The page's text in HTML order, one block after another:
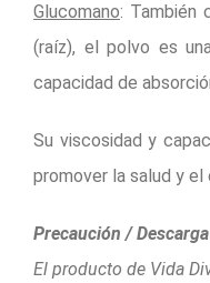
Glucomano: También
(raíz), el polvo es
capacidad de
Su viscosidad y
promover la salud y
Precaución /
El producto de Vida